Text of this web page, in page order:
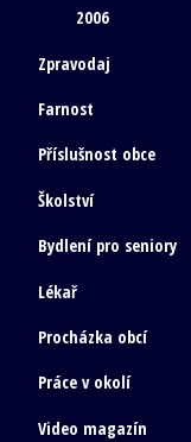
2006
Zpravodaj
Farnost
Příslušnost obce
Školství
Bydlení pro seniory
Lékař
Procházka obcí
Práce v okolí
Video magazín